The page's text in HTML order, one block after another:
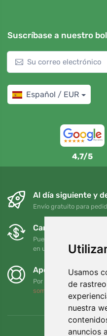
Usamos
de
nuestra
anuncios
Suscríbase a nuestro
Español / EUR
4,7/5
Al día siguiente y
Envío gratuito para
Cambios y
Puede devolver o
en un plazo de 90 días
Apoyamos a
Por cada pedido
somos